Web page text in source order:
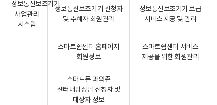
정보통신보조기기
사업관리
시스템
정보통신보조기기 신청자
및 수혜자 회원관리
정보통신보조기기 보급
서비스 제공 및 관리
스마트쉼센터 홈페이지
회원정보
스마트쉼센터 서비스
제공을 위한 회원관리
스마트폰 과의존
센터내방상담 신청자 및
대상자 정보